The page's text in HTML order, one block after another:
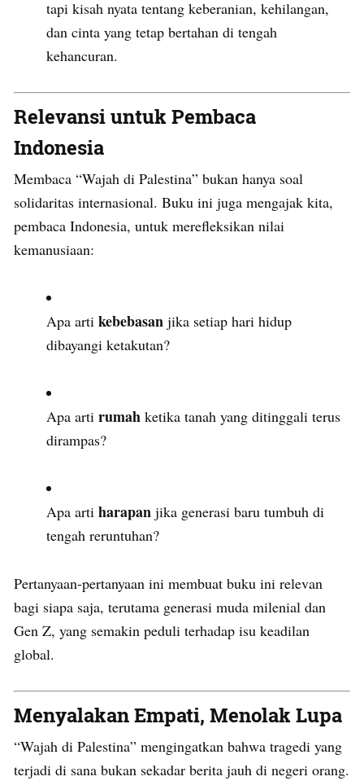
tapi kisah nyata tentang keberanian, kehilangan,
dan cinta yang tetap bertahan di tengah
kehancuran.
Relevansi untuk Pembaca
Indonesia
Membaca “Wajah di Palestina” bukan hanya soal
solidaritas internasional. Buku ini juga mengajak kita,
pembaca Indonesia, untuk merefleksikan nilai
kemanusiaan:
Apa arti kebebasan jika setiap hari hidup
dibayangi ketakutan?
Apa arti rumah ketika tanah yang ditinggali terus
dirampas?
Apa arti harapan jika generasi baru tumbuh di
tengah reruntuhan?
Pertanyaan-pertanyaan ini membuat buku ini relevan
bagi siapa saja, terutama generasi muda milenial dan
Gen Z, yang semakin peduli terhadap isu keadilan
global.
Menyalakan Empati, Menolak Lupa
“Wajah di Palestina” mengingatkan bahwa tragedi yang
terjadi di sana bukan sekadar berita jauh di negeri orang.